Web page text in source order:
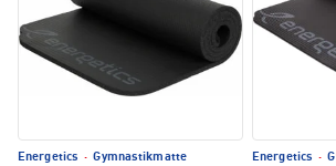
Energetics · Gymnastikmatte Energetics ·